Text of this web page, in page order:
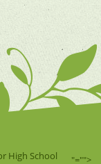
High School
"="">